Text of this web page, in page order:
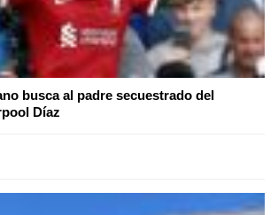
busca al padre secuestrado del
Díaz